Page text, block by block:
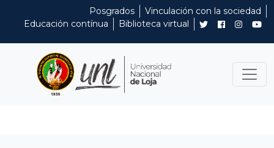
Posgrados
Vinculación con la sociedad
Educación contínua
Biblioteca virtual